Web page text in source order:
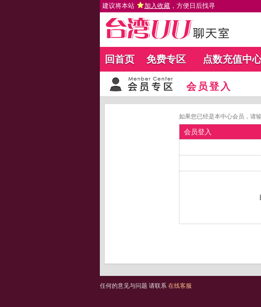
建议将本站 加入收藏 ，方便日后找寻
回首页 免费专区 点数充值中
会员登入
如果您已经是本中心会员，请
会员登入
任何的意见与问题 请联系 在线客服